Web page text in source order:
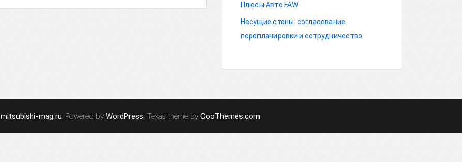
Плюсы Авто FAW
Несущие стены: согласование
перепланировки и сотрудничество
mitsubishi-mag.ru. Powered by WordPress. Texas theme by CooThemes.com